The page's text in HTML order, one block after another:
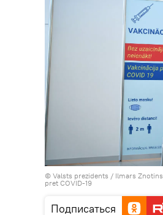
© Valsts prezidents / Ilmars Znotins
pret COVID-19
Подписаться